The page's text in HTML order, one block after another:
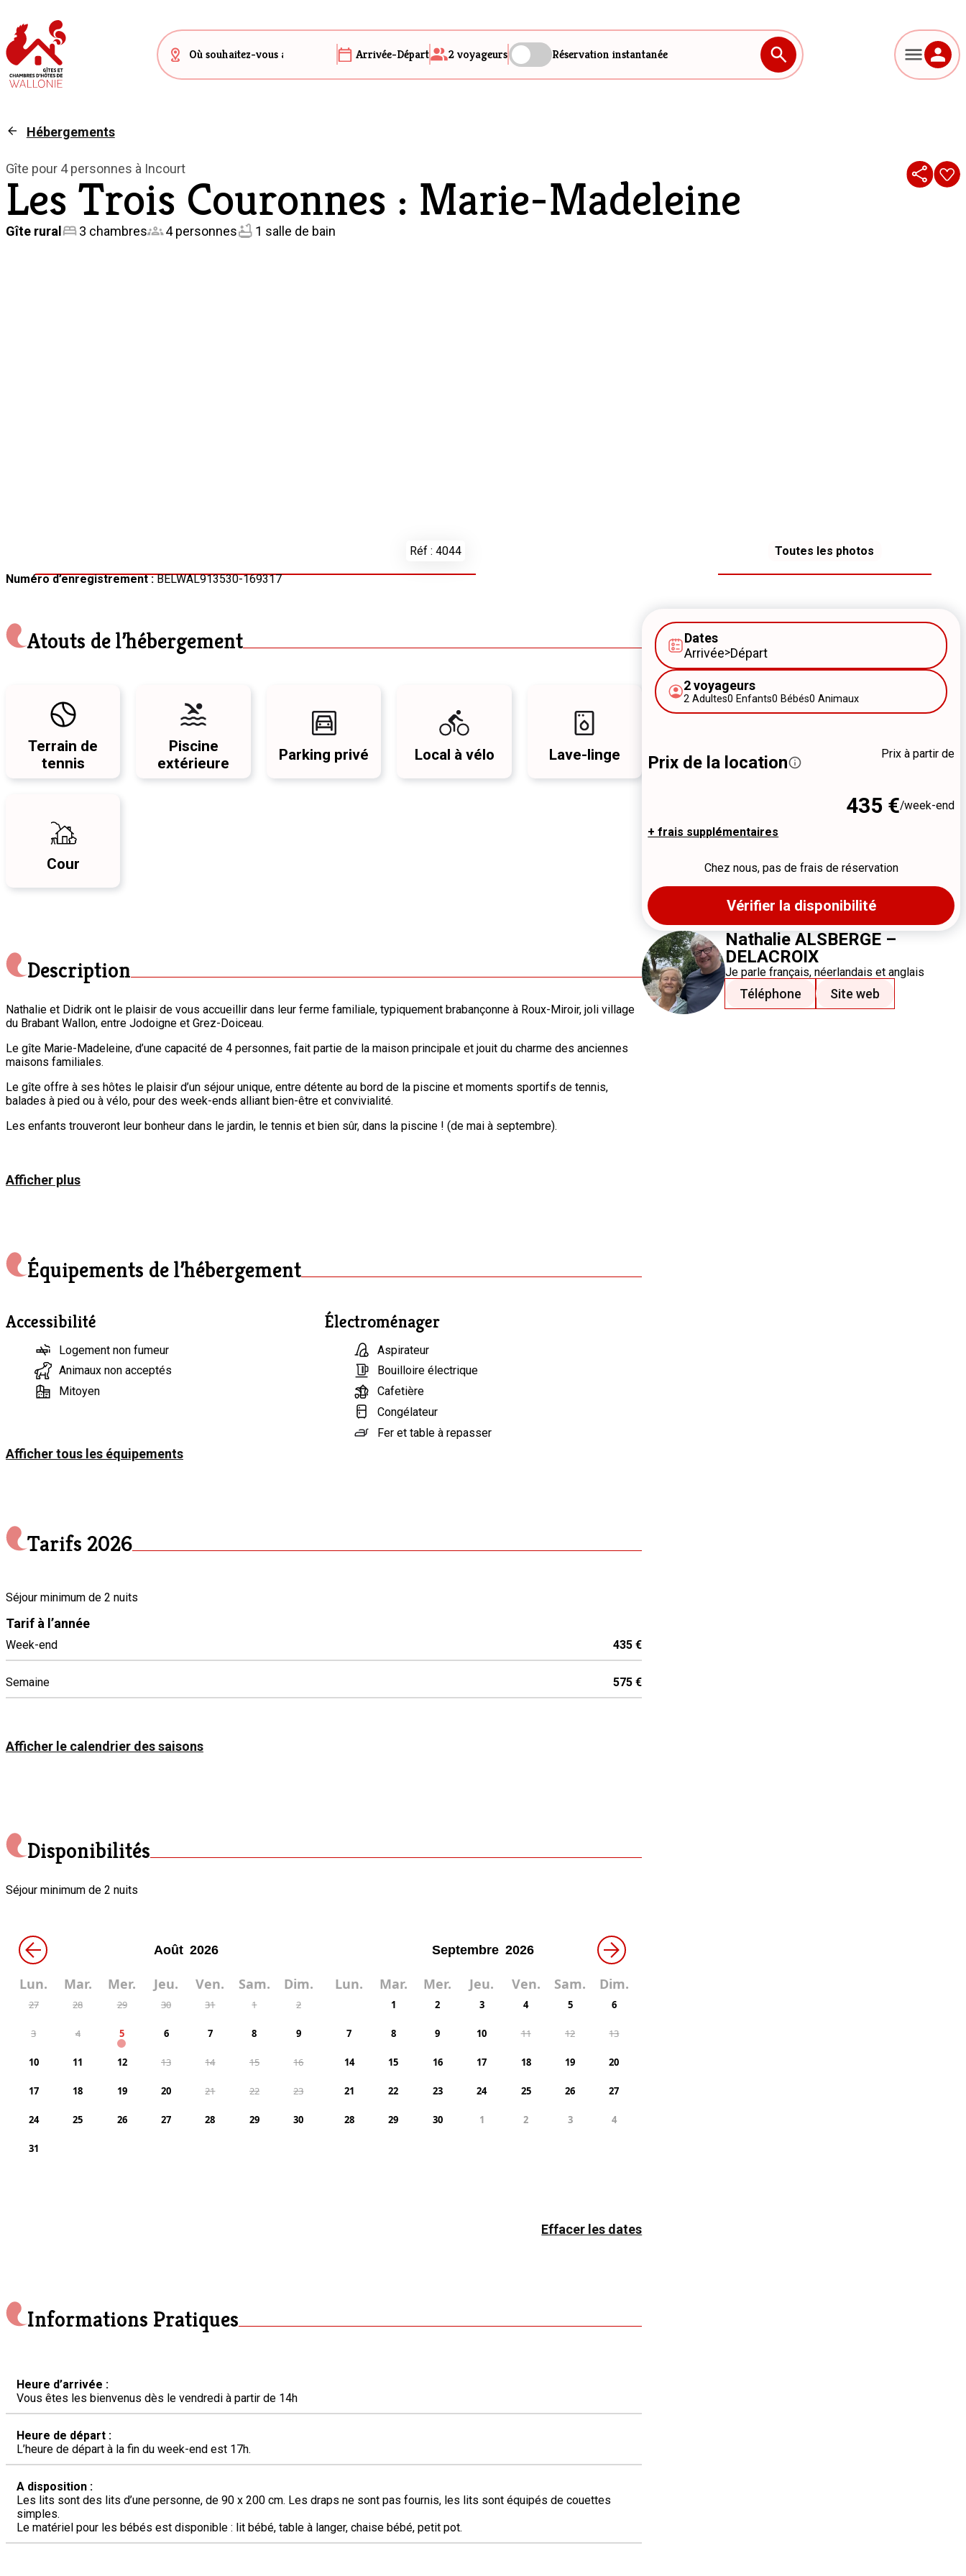
Arrivée-Départ 2 voyageurs Réservation instantanée
Hébergements
Gîte pour 4 personnes à Incourt
Les Trois Couronnes : Marie-Madeleine
Gîte rural 3 chambres 4 personnes 1 salle de bain
Réf : 4044 Toutes les photos
Numéro d’enregistrement :BELWAL913530-169317
Atouts de l’hébergement
Terrain de
tennis
Piscine
extérieure
Parking privé Local à vélo Lave-linge
Cour
Description
Nathalie et Didrik ont le plaisir de vous accueillir dans leur ferme familiale, typiquement brabançonne à Roux-Miroir, joli village
du Brabant Wallon, entre Jodoigne et Grez-Doiceau.
Le gîte Marie-Madeleine, d’une capacité de 4 personnes, fait partie de la maison principale et jouit du charme des anciennes
maisons familiales.
Le gîte offre à ses hôtes le plaisir d’un séjour unique, entre détente au bord de la piscine et moments sportifs de tennis,
balades à pied ou à vélo, pour des week-ends alliant bien-être et convivialité.
Les enfants trouveront leur bonheur dans le jardin, le tennis et bien sûr, dans la piscine ! (de mai à septembre).
Afficher plus
Équipements de l’hébergement
Accessibilité
Logement non fumeur
Animaux non acceptés
Mitoyen
Électroménager
Aspirateur
Bouilloire électrique
Cafetière
Congélateur
Fer et table à repasser
Afficher tous les équipements
Tarifs 2026
Séjour minimum de 2 nuits
Tarif à l’année
Week-end 435 €
Semaine 575 €
Afficher le calendrier des saisons
Disponibilités
Séjour minimum de 2 nuits
← →
Lun. Mar. Mer. Jeu. Ven. Sam. Dim.
27 28 29 30 31 1 2
3 4 5 6 7 8 9
10 11 12 13 14 15 16
17 18 19 20 21 22 23
24 25 26 27 28 29 30
31
Lun. Mar. Mer. Jeu. Ven. Sam. Dim.
1 2 3 4 5 6
7 8 9 10 11 12 13
14 15 16 17 18 19 20
21 22 23 24 25 26 27
28 29 30 1 2 3 4
Effacer les dates
Informations Pratiques
Heure d’arrivée :
Vous êtes les bienvenus dès le vendredi à partir de 14h
Heure de départ :
L’heure de départ à la fin du week-end est 17h.
A disposition :
Les lits sont des lits d’une personne, de 90 x 200 cm. Les draps ne sont pas fournis, les lits sont équipés de couettes
simples.
Le matériel pour les bébés est disponible : lit bébé, table à langer, chaise bébé, petit pot.
Dates
Arrivée>Départ
2 voyageurs
2 Adultes0 Enfants0 Bébés0 Animaux
Prix de la location
+ frais supplémentaires
Prix à partir de
435 €/week-end
Chez nous, pas de frais de réservation
Vérifier la disponibilité
Nathalie ALSBERGE –
DELACROIX
Je parlefrançais, néerlandais et anglais
Téléphone Site web